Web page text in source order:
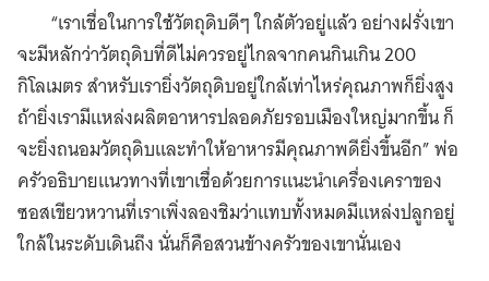
“เราเชื่อในการใช้วัตถุดิบดีๆ ใกล้ตัวอยู่แล้ว อย่างฝรั่งเขา
จะมีหลักว่าวัตถุดิบที่ดีไม่ควรอยู่ไกลจากคนกินเกิน 200
กิโลเมตร สำหรับเรายิ่งวัตถุดิบอยู่ใกล้เท่าไหร่คุณภาพก็ยิ่งสูง
ถ้ายิ่งเรามีแหล่งผลิตอาหารปลอดภัยรอบเมืองใหญ่มากขึ้น ก็
จะยิ่งถนอมวัตถุดิบและทำให้อาหารมีคุณภาพดียิ่งขึ้นอีก” พ่อ
ครัวอธิบายแนวทางที่เขาเชื่อด้วยการแนะนำเครื่องเคราของ
ซอสเขียวหวานที่เราเพิ่งลองชิมว่าแทบทั้งหมดมีแหล่งปลูกอยู่
ใกล้ในระดับเดินถึง นั่นก็คือสวนข้างครัวของเขานั่นเอง